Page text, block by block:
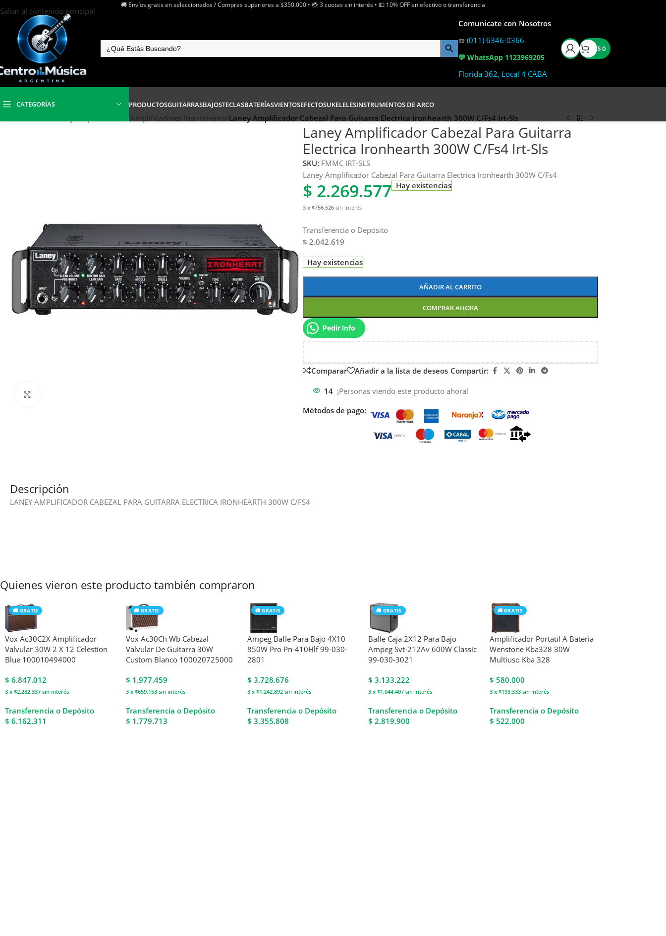
Saltar al contenido principal
🚚 Envíos gratis en seleccionados / Compras superiores a $350.000 • 💳 3 cuotas sin interés • 💵 10% OFF en efectivo o transferencia
Comunicate con Nosotros
☎️ (011) 6346-0366
💬 WhatsApp 1123969205
Florida 362, Local 4 CABA
$0
CATEGORÍAS PRODUCTOSGUITARRASBAJOSTECLASBATERÍASVIENTOSEFECTOSUKELELESINSTRUMENTOS DE ARCO
/Amplificadores Instrumento/Laney Amplificador Cabezal Para Guitarra Electrica Ironhearth 300W C/Fs4 Irt-Sls
Laney Amplificador Cabezal Para Guitarra
Electrica Ironhearth 300W C/Fs4 Irt-Sls
SKU: FMMC IRT-SLS
Laney Amplificador Cabezal Para Guitarra Electrica Ironhearth 300W C/Fs4
$ 2.269.577
3 x $756.526 sin interés
Transferencia o Depósito
$ 2.042.619
Hay existencias
Hay existencias
AÑADIR AL CARRITO
COMPRAR AHORA
Pedir Info
Comparar Añadir a la lista de deseos Compartir:
14 ¡Personas viendo este producto ahora!
Métodos de pago:
Descripción
LANEY AMPLIFICADOR CABEZAL PARA GUITARRA ELECTRICA IRONHEARTH 300W C/FS4
Quienes vieron este producto también compraron
🚚 GRATIS
Vox Ac30C2X Amplificador
Valvular 30W 2 X 12 Celestion
Blue 100010494000
$ 6.847.012
3 x $2.282.337 sin interés
Transferencia o Depósito
$ 6.162.311
🚚 GRATIS
Vox Ac30Ch Wb Cabezal
Valvular De Guitarra 30W
Custom Blanco 100020725000
$ 1.977.459
3 x $659.153 sin interés
Transferencia o Depósito
$ 1.779.713
🚚 GRATIS
Ampeg Bafle Para Bajo 4X10
850W Pro Pn-410Hlf 99-030-
2801
$ 3.728.676
3 x $1.242.892sin interés
Transferencia o Depósito
$ 3.355.808
🚚 GRATIS
Bafle Caja 2X12 Para Bajo
Ampeg Svt-212Av 600W Classic
99-030-3021
$ 3.133.222
3 x $1.044.407 sin interés
Transferencia o Depósito
$ 2.819.900
🚚 GRATIS
Amplificador Portatil A Bateria
Wenstone Kba328 30W
Multiuso Kba 328
$ 580.000
3 x $193.333sin interés
Transferencia o Depósito
$ 522.000